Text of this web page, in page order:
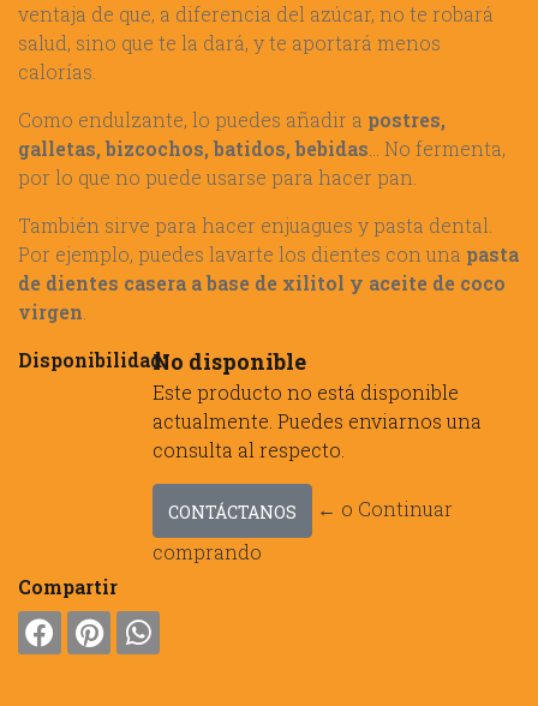
ventaja de que, a diferencia del azúcar, no te robará
salud, sino que te la dará, y te aportará menos
calorías.
Como endulzante, lo puedes añadir a postres,
galletas, bizcochos, batidos, bebidas … No fermenta,
por lo que no puede usarse para hacer pan.
También sirve para hacer enjuagues y pasta dental.
Por ejemplo, puedes lavarte los dientes con una pasta
de dientes casera a base de xilitol y aceite de coco
virgen
Disponibilidad:No disponible
Este producto no está disponible
actualmente. Puedes enviarnos una
consulta al respecto.
CONTÁCTANOS
← o Continuar
comprando
Compartir